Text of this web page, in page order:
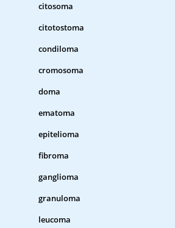
citosoma
citotostoma
condiloma
cromosoma
doma
ematoma
epitelioma
fibroma
ganglioma
granuloma
leucoma